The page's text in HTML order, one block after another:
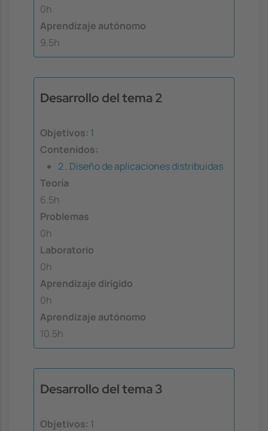
0h
Aprendizaje autónomo
9.5h
Desarrollo del tema 2
Objetivos: 1
Contenidos:
2 . Diseño de aplicaciones distribuidas
Teoría
6.5h
Problemas
0h
Laboratorio
0h
Aprendizaje dirigido
0h
Aprendizaje autónomo
10.5h
Desarrollo del tema 3
Objetivos: 1